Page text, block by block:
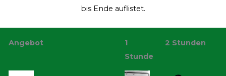
bis Ende auflistet.
Angebot
1
Stunde
2 Stunden